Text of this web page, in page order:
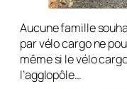
Aucune famille
par vélo cargo ne
même si le vélo
l’agglopôle…